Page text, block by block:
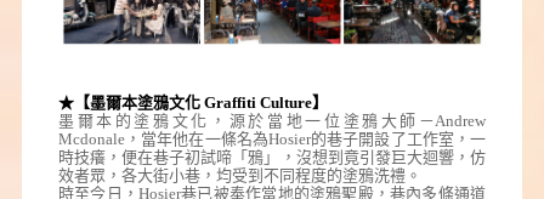
★【墨爾本塗鴉文化 Graffiti Culture】
墨爾本的塗鴉文化，源於當地一位塗鴉大師－Andrew
Mcdonale，當年他在一條名為Hosier的巷子開設了工作室，一
時技癢，便在巷子初試啼「鴉」，沒想到竟引發巨大迴響，仿
效者眾，各大街小巷，均受到不同程度的塗鴉洗禮。
時至今日，Hosier巷已被奉作當地的塗鴉聖殿，巷內多條通道